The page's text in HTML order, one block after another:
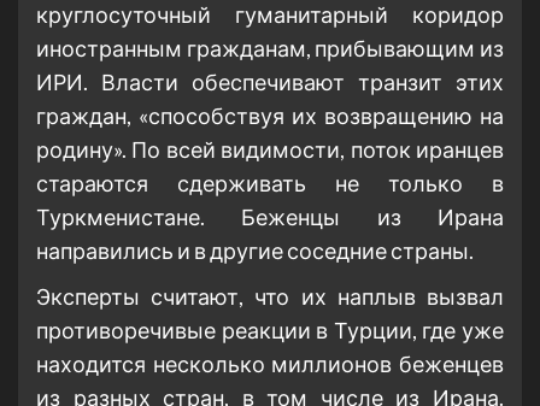
круглосуточный гуманитарный коридор
иностранным гражданам, прибывающим из
ИРИ. Власти обеспечивают транзит этих
граждан, «способствуя их возвращению на
родину». По всей видимости, поток иранцев
стараются сдерживать не только в
Туркменистане. Беженцы из Ирана
направились и в другие соседние страны.
Эксперты считают, что их наплыв вызвал
противоречивые реакции в Турции, где уже
находится несколько миллионов беженцев
из разных стран, в том числе из Ирана.